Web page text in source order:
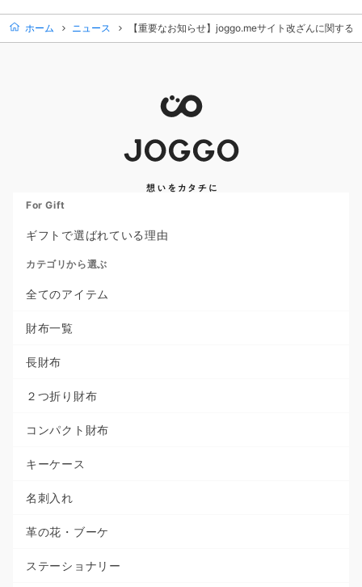
ホーム ニュース 【重要なお知らせ】joggo.meサイト改ざんに関する
For Gift
ギフトで選ばれている理由
カテゴリから選ぶ
全てのアイテム
財布一覧
長財布
２つ折り財布
コンパクト財布
キーケース
名刺入れ
革の花・ブーケ
ステーショナリー